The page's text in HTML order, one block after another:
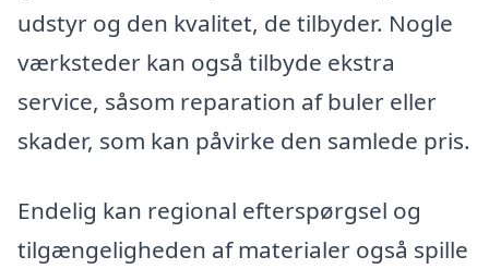
udstyr og den kvalitet, de tilbyder. Nogle
værksteder kan også tilbyde ekstra
service, såsom reparation af buler eller
skader, som kan påvirke den samlede pris.
Endelig kan regional efterspørgsel og
tilgængeligheden af materialer også spille